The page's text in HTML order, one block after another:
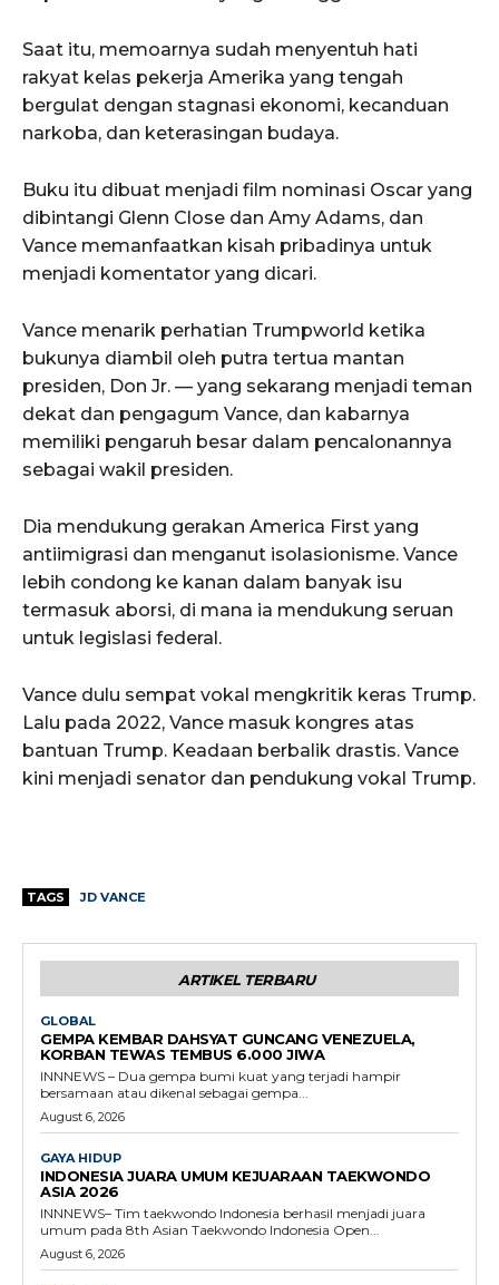
Saat itu, memoarnya sudah menyentuh hati
rakyat kelas pekerja Amerika yang tengah
bergulat dengan stagnasi ekonomi, kecanduan
narkoba, dan keterasingan budaya.
Buku itu dibuat menjadi film nominasi Oscar yang
dibintangi Glenn Close dan Amy Adams, dan
Vance memanfaatkan kisah pribadinya untuk
menjadi komentator yang dicari.
Vance menarik perhatian Trumpworld ketika
bukunya diambil oleh putra tertua mantan
presiden, Don Jr. — yang sekarang menjadi teman
dekat dan pengagum Vance, dan kabarnya
memiliki pengaruh besar dalam pencalonannya
sebagai wakil presiden.
Dia mendukung gerakan America First yang
antiimigrasi dan menganut isolasionisme. Vance
lebih condong ke kanan dalam banyak isu
termasuk aborsi, di mana ia mendukung seruan
untuk legislasi federal.
Vance dulu sempat vokal mengkritik keras Trump.
Lalu pada 2022, Vance masuk kongres atas
bantuan Trump. Keadaan berbalik drastis. Vance
kini menjadi senator dan pendukung vokal Trump.
TAGS JD VANCE
ARTIKEL TERBARU
GLOBAL
GEMPA KEMBAR DAHSYAT GUNCANG VENEZUELA,
KORBAN TEWAS TEMBUS 6.000 JIWA
INNNEWS – Dua gempa bumi kuat yang terjadi hampir
bersamaan atau dikenal sebagai gempa...
August 6, 2026
GAYA HIDUP
INDONESIA JUARA UMUM KEJUARAAN TAEKWONDO
ASIA 2026
INNNEWS– Tim taekwondo Indonesia berhasil menjadi juara
umum pada 8th Asian Taekwondo Indonesia Open...
August 6, 2026